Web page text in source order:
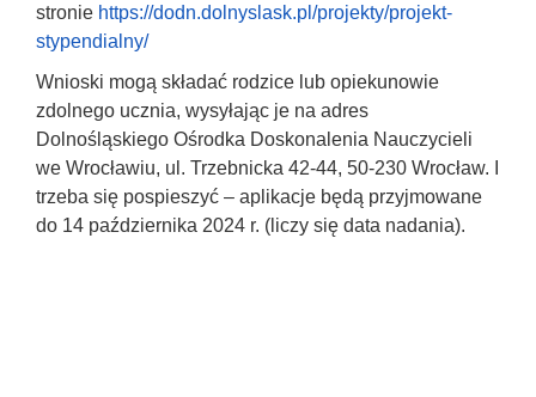
stronie https://dodn.dolnyslask.pl/projekty/projekt-
stypendialny/
Wnioski mogą składać rodzice lub opiekunowie
zdolnego ucznia, wysyłając je na adres
Dolnośląskiego Ośrodka Doskonalenia Nauczycieli
we Wrocławiu, ul. Trzebnicka 42-44, 50-230 Wrocław. I
trzeba się pospieszyć – aplikacje będą przyjmowane
do 14 października 2024 r. (liczy się data nadania).